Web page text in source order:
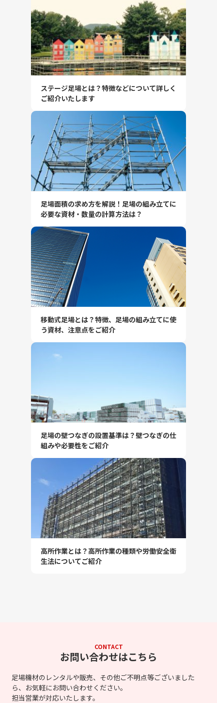
ステージ足場とは？特徴などについて詳しく
ご紹介いたします
足場面積の求め方を解説！足場の組み立てに
必要な資材・数量の計算方法は？
移動式足場とは？特徴、足場の組み立てに使
う資材、注意点をご紹介
足場の壁つなぎの設置基準は？壁つなぎの仕
組みや必要性をご紹介
高所作業とは？高所作業の種類や労働安全衛
生法についてご紹介
CONTACT
お問い合わせはこちら
足場機材のレンタルや販売、その他ご不明点等ございました
ら、お気軽にお問い合わせください。
担当営業が対応いたします。